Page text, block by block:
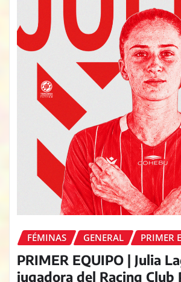
FÉMINAS GENERAL PRIMER
PRIMER EQUIPO | Julia
jugadora del Racing Club